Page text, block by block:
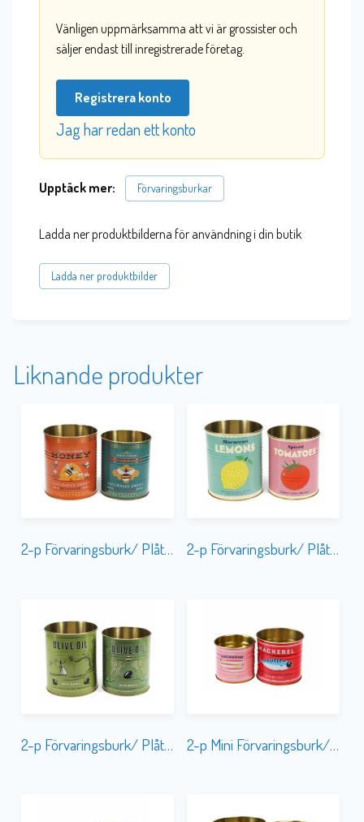
Vänligen uppmärksamma att vi är grossister och
säljer endast till inregistrerade företag.
Registrera konto
Jag har redan ett konto
Upptäck mer: Förvaringsburkar
Ladda ner produktbilderna för användning i din butik
Ladda ner produktbilder
Liknande produkter
2-p Förvaringsburk/ Plåtkruka Honey 2-p Förvaringsburk/ Plåtkruka Lemon & Tomato
2-p Förvaringsburk/ Plåtkruka Grove Olive Oil 2-p Mini Förvaringsburk/ Plåtkruka Fish